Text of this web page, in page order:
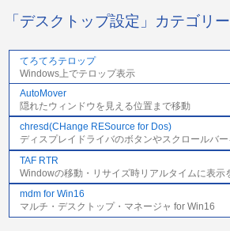
「デスクトップ設定」カテゴリ
てろてろテロップ
Windows上でテロップ表示
AutoMover
隠れたウィンドウを見える位置まで移動
chresd(CHange RESource for Dos)
ディスプレイドライバのボタンやスクロールバー
TAF RTR
Windowの移動・リサイズ時リアルタイムに表示
mdm for Win16
マルチ・デスクトップ・マネージャ for Win16